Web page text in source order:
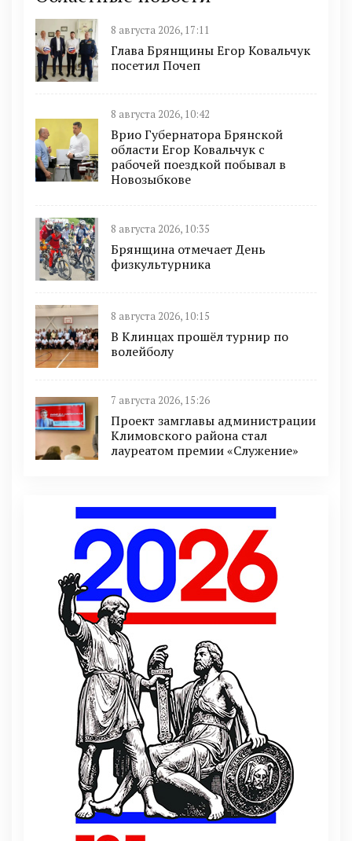
8 августа 2026, 17:11
Глава Брянщины Егор Ковальчук
посетил Почеп
8 августа 2026, 10:42
Врио Губернатора Брянской
области Егор Ковальчук с
рабочей поездкой побывал в
Новозыбкове
8 августа 2026, 10:35
Брянщина отмечает День
физкультурника
8 августа 2026, 10:15
В Клинцах прошёл турнир по
волейболу
7 августа 2026, 15:26
Проект замглавы администрации
Климовского района стал
лауреатом премии «Служение»